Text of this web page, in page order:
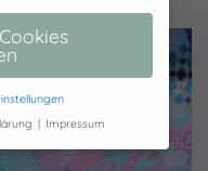
Impressum